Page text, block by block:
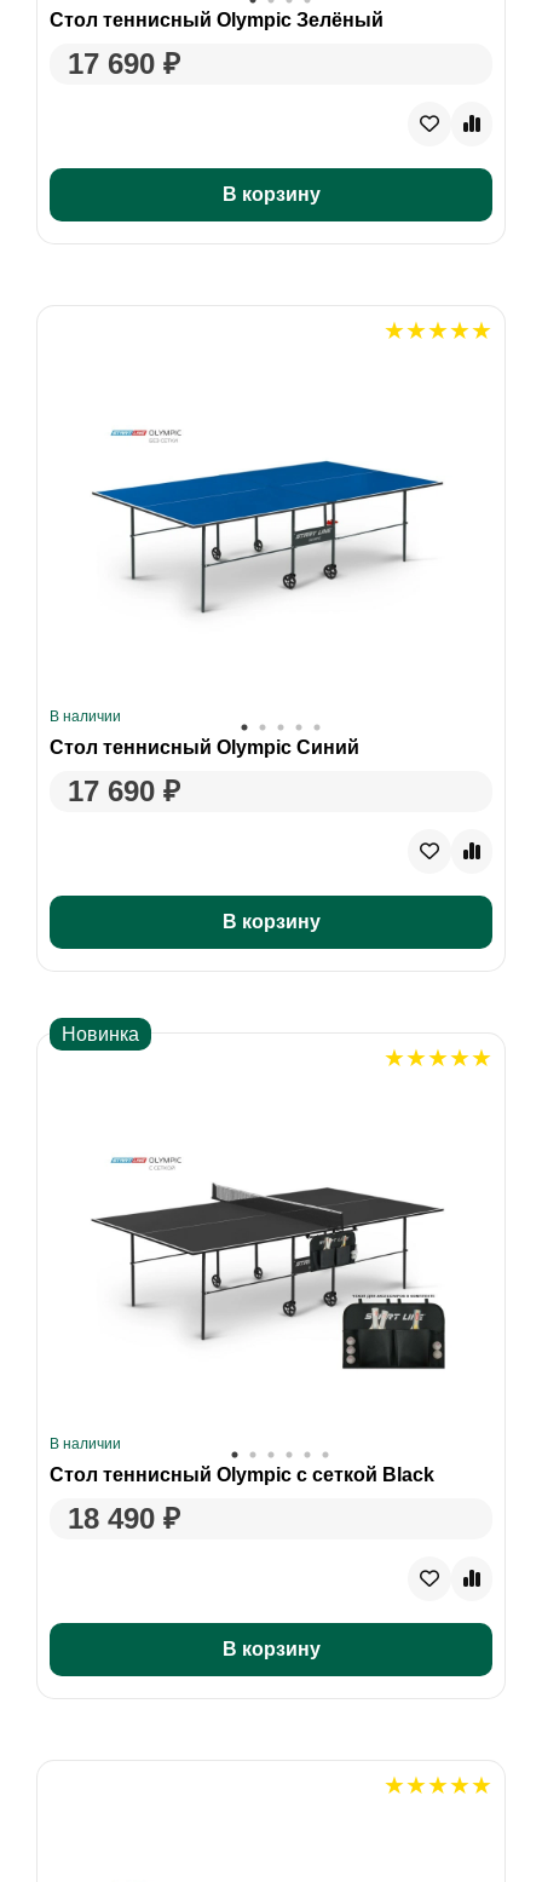
Стол теннисный Olympic Зелёный
17 690 ₽
В корзину
В наличии
Стол теннисный Olympic Синий
17 690 ₽
В корзину
Новинка
В наличии
Стол теннисный Olympic с сеткой Black
18 490 ₽
В корзину